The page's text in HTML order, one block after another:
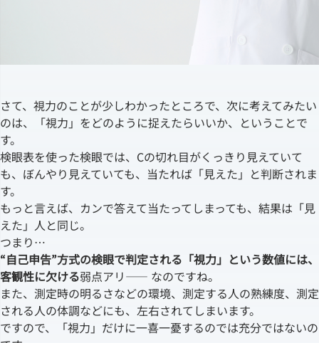
さて、視力のことが少しわかったところで、次に考えてみたい
のは、「視力」をどのように捉えたらいいか、ということで
す。
検眼表を使った検眼では、Cの切れ目がくっきり見えていて
も、ぼんやり見えていても、当たれば「見えた」と判断されま
す。
もっと言えば、カンで答えて当たってしまっても、結果は「見
えた」人と同じ。
つまり…
“自己申告”方式の検眼で判定される「視力」という数値には、
客観性に欠ける弱点アリ―― なのですね。
また、測定時の明るさなどの環境、測定する人の熟練度、測定
される人の体調などにも、左右されてしまいます。
ですので、「視力」だけに一喜一憂するのでは充分ではないの